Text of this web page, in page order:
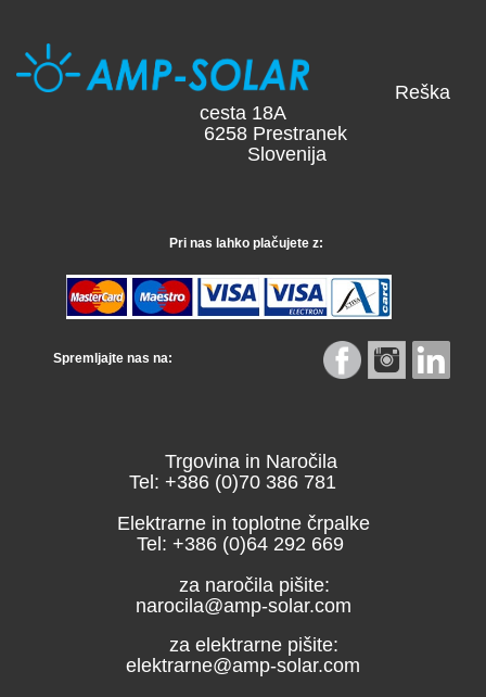
Reška
cesta 18A
6258 Prestranek
Slovenija
Pri nas lahko plačujete z:
Spremljajte nas na:
Trgovina in Naročila
Tel: +386 (0)70 386 781
Elektrarne in toplotne črpalke
Tel: +386 (0)64 292 669
za naročila pišite:
narocila@amp-solar.com
za elektrarne pišite:
elektrarne@amp-solar.com